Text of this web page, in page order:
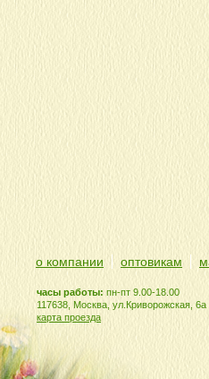
часы работы: пн-пт 9.00-18.00
117638, Москва, ул.Криворожская, 6а
карта проезда
о компании оптовикам